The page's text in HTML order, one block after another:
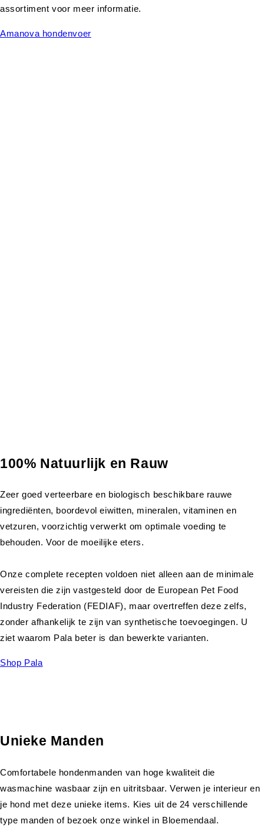
assortiment voor meer informatie.
Amanova hondenvoer
100% Natuurlijk en Rauw
Zeer goed verteerbare en biologisch beschikbare rauwe
ingrediënten, boordevol eiwitten, mineralen, vitaminen en
vetzuren, voorzichtig verwerkt om optimale voeding te
behouden. Voor de moeilijke eters.
Onze complete recepten voldoen niet alleen aan de minimale
vereisten die zijn vastgesteld door de European Pet Food
Industry Federation (FEDIAF), maar overtreffen deze zelfs,
zonder afhankelijk te zijn van synthetische toevoegingen. U
ziet waarom Pala beter is dan bewerkte varianten.
Shop Pala
Unieke Manden
Comfortabele hondenmanden van hoge kwaliteit die
wasmachine wasbaar zijn en uitritsbaar. Verwen je interieur en
je hond met deze unieke items. Kies uit de 24 verschillende
type manden of bezoek onze winkel in Bloemendaal.